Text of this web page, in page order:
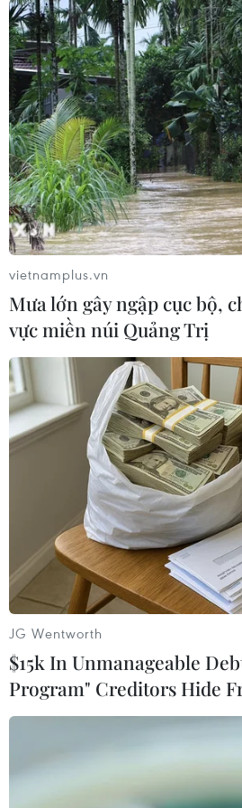
4% số người được hỏi đang
tự do Shane Hazel.
Theo số liệu công bố ngày
cử tri Mỹ đi bỏ phiếu sớm./.
#Bầu cử Mỹ #Donald Trump
#Bang Georgia
Mỹ
Theo dõi VietnamPlus
vietnamplus.vn
Mưa lớn gây ngập cục bộ,
vực miền núi Quảng Trị
JG Wentworth
$15k In Unmanageable
Program" Creditors Hide